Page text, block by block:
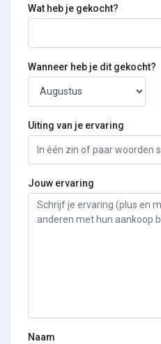
Wat heb je gekocht?
Wanneer heb je dit gekocht?
Uiting van je ervaring
Jouw ervaring
Naam